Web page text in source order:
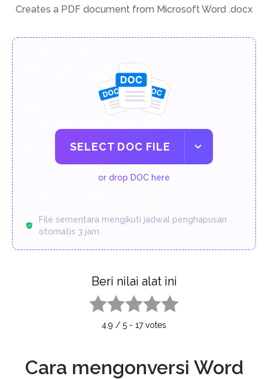
Creates a PDF document from Microsoft Word .docx
SELECT DOC FILE
or drop DOC here
File sementara mengikuti jadwal penghapusan
otomatis 3 jam.
Beri nilai alat ini
4.9 / 5 - 17votes
Cara mengonversi Word